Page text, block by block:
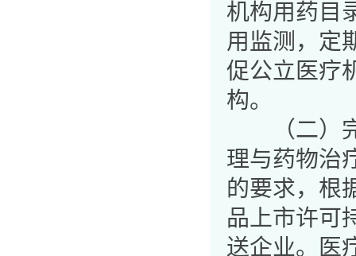
机构用药目
用监测，定
促公立医疗
构。
（二）完
理与药物治
的要求，根
品上市许可
送企业。医